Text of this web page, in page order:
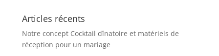
Articles récents
Notre concept Cocktail dînatoire et matériels de
réception pour un mariage